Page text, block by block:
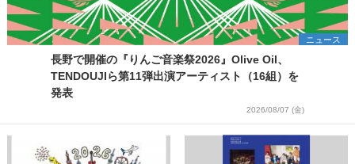
ニュース
長野で開催の『りんご音楽祭2026』Olive Oil、
TENDOUJIら第11弾出演アーティスト（16組）を
発表
2026/08/07 (金)